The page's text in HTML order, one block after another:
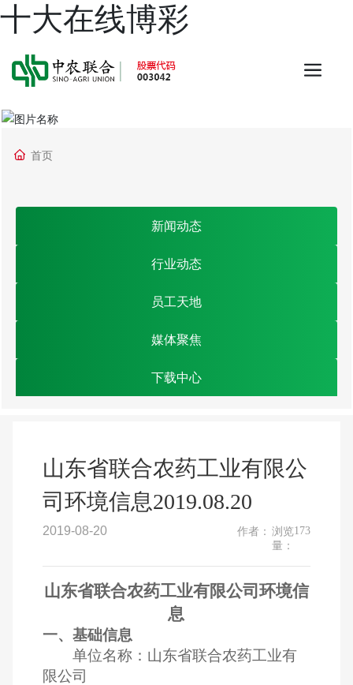
十大在线博彩
首页
新闻动态
行业动态
员工天地
媒体聚焦
下载中心
山东省联合农药工业有限公
司环境信息2019.08.20
2019-08-20 作者： 浏览
量：
173
山东省联合农药工业有限公司环境信
息
一、基础信息
单位名称：山东省联合农药工业有
限公司